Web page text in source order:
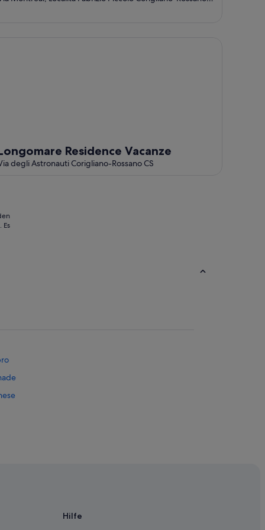
Residence Vacanze
Via degli Astronauti Corigliano-Rossano CS
Es
Hilfe